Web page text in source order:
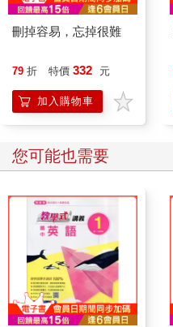
刪掉容易，忘掉很難
79 折 特價 332 元
加入購物車
您可能也需要